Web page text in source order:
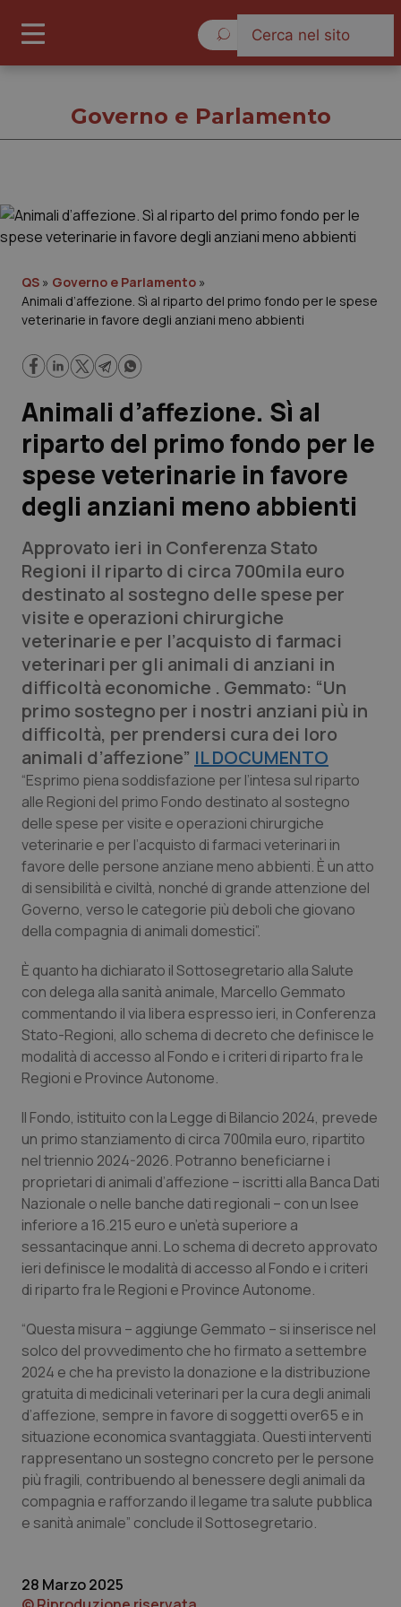
Governo e Parlamento
Regioni e Asl
Lavoro e Professioni
Scienza e Farmaci
Studi e Analisi
Lettere al direttore
Edizioni Regionali
QS Pro
Professionisti Sanitari.AI
Abruzzo
Basilicata
Calabria
Campania
Emilia-Romagna
Lazio
Liguria
Marche
Molise
Piemonte
Provincia Autonoma di Bolzano
Provincia Autonoma di Trento
Puglia
Sardegna
Sicilia
Toscana
QS Pro Gold
Artrite & artrosi
Asma & BPCO
Car-T
Colesterolo & coronaropatie
Diabete & glucometri
Disturbi dell’umore
Donna & Salute
Epatiti
HIV
Infezioni & Febbre
Ipertensione & Scompenso
Malattie rare
Malattia di Crohn & Rettocolite Ulcerosa
Neuroscienze & patologie neurodegenerative
Obesità
QS Club Newsletter
Governo e Parlamento
QS » Governo e Parlamento »
Animali d’affezione. Sì al riparto del primo fondo per le spese
veterinarie in favore degli anziani meno abbienti
Animali d’affezione. Sì al
riparto del primo fondo per le
spese veterinarie in favore
degli anziani meno abbienti
Approvato ieri in Conferenza Stato
Regioni il riparto di circa 700mila euro
destinato al sostegno delle spese per
visite e operazioni chirurgiche
veterinarie e per l’acquisto di farmaci
veterinari per gli animali di anziani in
difficoltà economiche . Gemmato: “Un
primo sostegno per i nostri anziani più in
difficoltà, per prendersi cura dei loro
animali d’affezione” IL DOCUMENTO
“Esprimo piena soddisfazione per l’intesa sul riparto
alle Regioni del primo Fondo destinato al sostegno
delle spese per visite e operazioni chirurgiche
veterinarie e per l’acquisto di farmaci veterinari in
favore delle persone anziane meno abbienti. È un atto
di sensibilità e civiltà, nonché di grande attenzione del
Governo, verso le categorie più deboli che giovano
della compagnia di animali domestici”.
È quanto ha dichiarato il Sottosegretario alla Salute
con delega alla sanità animale, Marcello Gemmato
commentando il via libera espresso ieri, in Conferenza
Stato-Regioni, allo schema di decreto che definisce le
modalità di accesso al Fondo e i criteri di riparto fra le
Regioni e Province Autonome.
Il Fondo, istituito con la Legge di Bilancio 2024, prevede
un primo stanziamento di circa 700mila euro, ripartito
nel triennio 2024-2026. Potranno beneficiarne i
proprietari di animali d’affezione – iscritti alla Banca Dati
Nazionale o nelle banche dati regionali – con un Isee
inferiore a 16.215 euro e un’età superiore a
sessantacinque anni. Lo schema di decreto approvato
ieri definisce le modalità di accesso al Fondo e i criteri
di riparto fra le Regioni e Province Autonome.
“Questa misura – aggiunge Gemmato – si inserisce nel
solco del provvedimento che ho firmato a settembre
2024 e che ha previsto la donazione e la distribuzione
gratuita di medicinali veterinari per la cura degli animali
d’affezione, sempre in favore di soggetti over65 e in
situazione economica svantaggiata. Questi interventi
rappresentano un sostegno concreto per le persone
più fragili, contribuendo al benessere degli animali da
compagnia e rafforzando il legame tra salute pubblica
e sanità animale” conclude il Sottosegretario.
28 Marzo 2025